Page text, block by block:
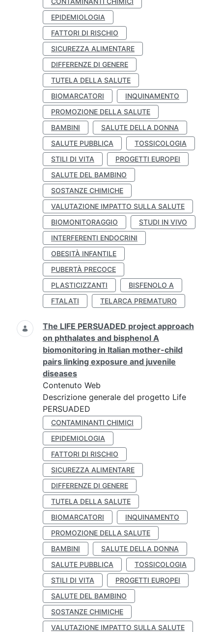
EPIDEMIOLOGIA
FATTORI DI RISCHIO
SICUREZZA ALIMENTARE
DIFFERENZE DI GENERE
TUTELA DELLA SALUTE
BIOMARCATORI
INQUINAMENTO
PROMOZIONE DELLA SALUTE
BAMBINI
SALUTE DELLA DONNA
SALUTE PUBBLICA
TOSSICOLOGIA
STILI DI VITA
PROGETTI EUROPEI
SALUTE DEL BAMBINO
SOSTANZE CHIMICHE
VALUTAZIONE IMPATTO SULLA SALUTE
BIOMONITORAGGIO
STUDI IN VIVO
INTERFERENTI ENDOCRINI
OBESITÀ INFANTILE
PUBERTÀ PRECOCE
PLASTICIZZANTI
BISFENOLO A
FTALATI
TELARCA PREMATURO
The LIFE PERSUADED project approach
on phthalates and bisphenol A
biomonitoring in Italian mother-child
pairs linking exposure and juvenile
diseases
Contenuto Web
Descrizione generale del progetto Life
PERSUADED
CONTAMINANTI CHIMICI
EPIDEMIOLOGIA
FATTORI DI RISCHIO
SICUREZZA ALIMENTARE
DIFFERENZE DI GENERE
TUTELA DELLA SALUTE
BIOMARCATORI
INQUINAMENTO
PROMOZIONE DELLA SALUTE
BAMBINI
SALUTE DELLA DONNA
SALUTE PUBBLICA
TOSSICOLOGIA
STILI DI VITA
PROGETTI EUROPEI
SALUTE DEL BAMBINO
SOSTANZE CHIMICHE
VALUTAZIONE IMPATTO SULLA SALUTE